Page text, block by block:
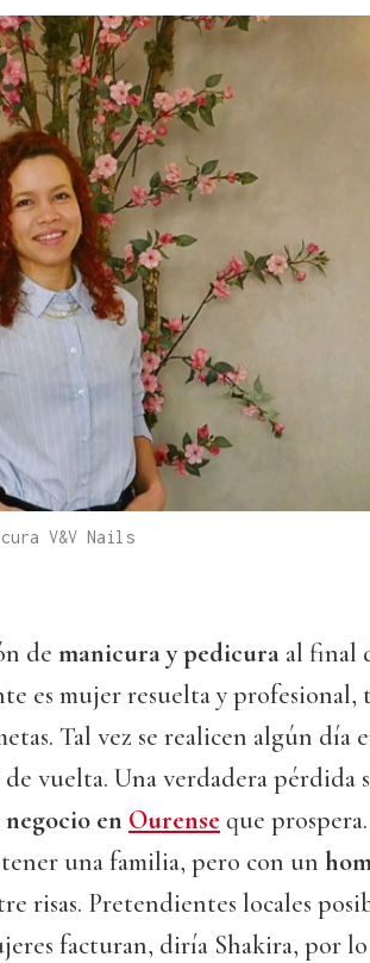
V&V Nails
de manicura y pedicura al final
es mujer resuelta y profesional,
Tal vez se realicen algún día
vuelta. Una verdadera pérdida
negocio en Ourense que
una familia, pero con un
risas. Pretendientes locales
facturan, diría Shakira, por